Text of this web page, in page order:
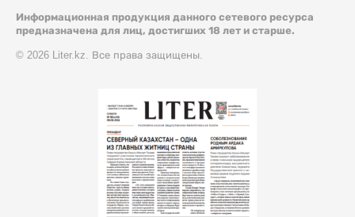
Информационная продукция данного сетевого ресурса
предназначена для лиц, достигших 18 лет и старше.
© 2026 Liter.kz. Все права защищены.